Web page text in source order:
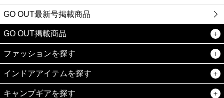
GO OUT最新号掲載商品
GO OUT掲載商品
ファッションを探す
インドアアイテムを探す
キャンプギアを探す